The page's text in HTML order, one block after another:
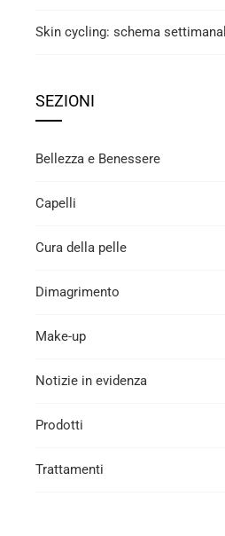
Skin cycling: schema
SEZIONI
Bellezza e Benessere
Capelli
Cura della pelle
Dimagrimento
Make-up
Notizie in evidenza
Prodotti
Trattamenti